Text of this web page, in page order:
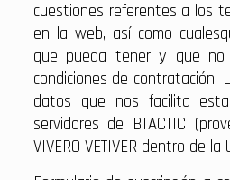
cuestiones referentes a los
en la web, así como
que pueda tener y que
condiciones de contratación.
datos que nos facilita
servidores de BTACTIC
VIVERO VETIVER dentro de la